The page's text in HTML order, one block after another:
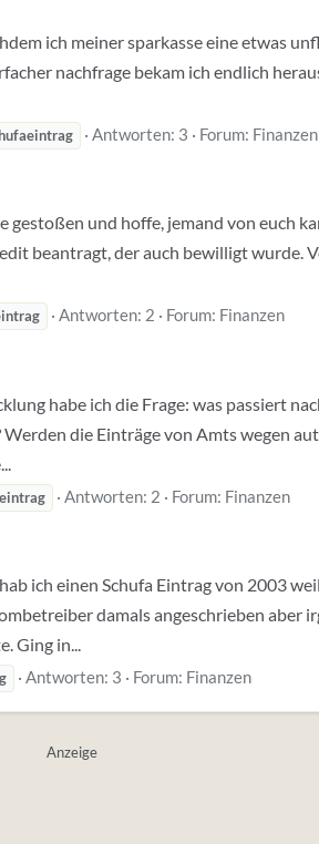
ich meiner sparkasse eine etwas
nachfrage bekam ich endlich
Antworten: 3 Forum: Finanzen
gestoßen und hoffe, jemand von euch
beantragt, der auch bewilligt wurde.
Antworten: 2 Forum: Finanzen
habe ich die Frage: was passiert
die Einträge von Amts wegen
Antworten: 2 Forum: Finanzen
ich einen Schufa Eintrag von 2003
damals angeschrieben aber
Ging in...
Antworten: 3 Forum: Finanzen
Anzeige